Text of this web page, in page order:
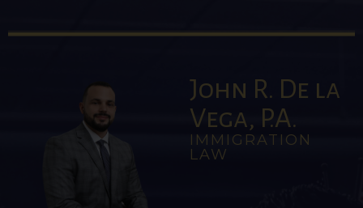
John R. De la
Vega, P.A.
IMMIGRATION
LAW